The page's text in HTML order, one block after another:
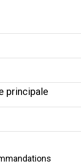
principale